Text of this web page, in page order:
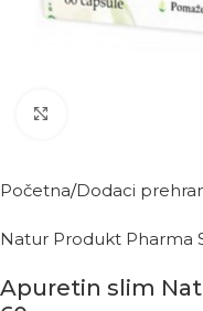
Početna Dodaci
Natur Produkt Pharma
Apuretin slim